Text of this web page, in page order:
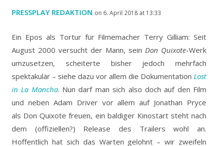
PRESSPLAY REDAKTION on 6. April 2018 at 13:33
Ein Epos als Tortur für Filmemacher Terry Gilliam: Seit
August 2000 versucht der Mann, sein Don Quixote-Werk
umzusetzen, scheiterte bisher jedoch mehrfach
spektakulär – siehe dazu vor allem die Dokumentation Lost
in La Mancha. Nun darf man sich also doch auf den Film
und neben Adam Driver vor allem auf Jonathan Pryce
als Don Quixote freuen, ein baldiger Kinostart steht nach
dem (offiziellen?) Release des Trailers wohl an.
Hoffentlich hat sich das Warten gelohnt – wir zweifeln